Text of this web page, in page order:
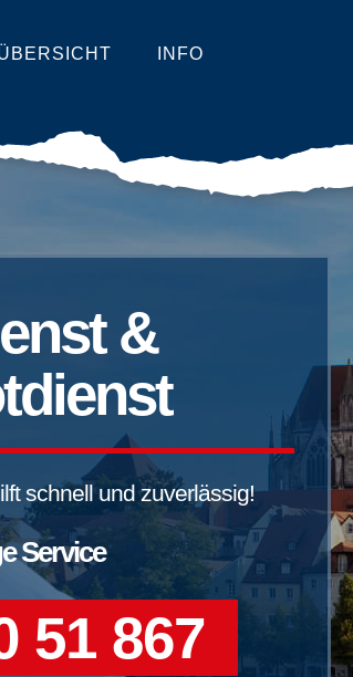
INFO
&
schnell und zuverlässig!
Service
51 867